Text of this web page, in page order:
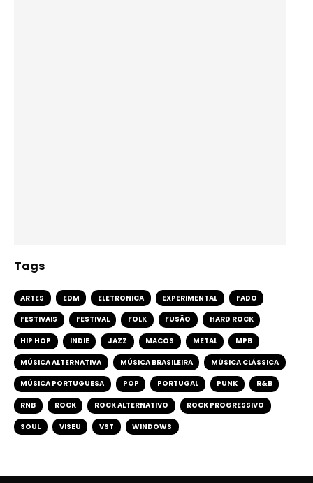
Tags
ARTES EDM ELETRONICA EXPERIMENTAL FADO
FESTIVAIS FESTIVAL FOLK FUSÃO HARD ROCK
HIP HOP INDIE JAZZ MACOS METAL MPB
MÚSICA ALTERNATIVA MÚSICA BRASILEIRA MÚSICA CLÁSSICA
MÚSICA PORTUGUESA POP PORTUGAL PUNK R&B
RNB ROCK ROCK ALTERNATIVO ROCK PROGRESSIVO
SOUL VISEU VST WINDOWS